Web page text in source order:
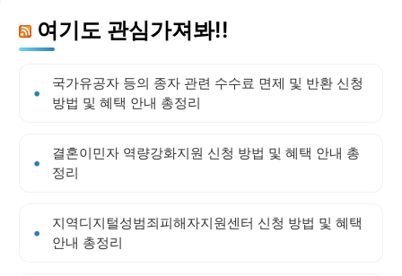
여기도 관심가져봐!!
국가유공자 등의 종자 관련 수수료 면제 및 반환 신청
방법 및 혜택 안내 총정리
결혼이민자 역량강화지원 신청 방법 및 혜택 안내 총
정리
지역디지털성범죄피해자지원센터 신청 방법 및 혜택
안내 총정리